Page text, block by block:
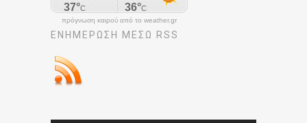
πρόγνωση καιρού από το weather.gr
ΕΝΗΜΈΡΩΣΉ ΜΕΣΩ RSS